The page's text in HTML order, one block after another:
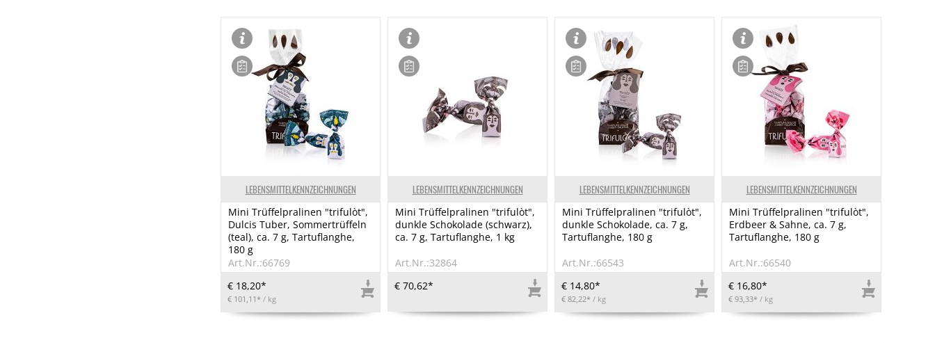
LEBENSMITTELKENNZEICHNUNGEN
Mini Trüffelpralinen "trifulòt",
Dulcis Tuber, Sommertrüffeln
(teal), ca. 7 g, Tartuflanghe,
180 g
Art.Nr.:66769
€ 18,20*
€ 101,11* / kg
LEBENSMITTELKENNZEICHNUNGEN
Mini Trüffelpralinen "trifulòt",
dunkle Schokolade (schwarz),
ca. 7 g, Tartuflanghe, 1 kg
Art.Nr.:32864
€ 70,62*
LEBENSMITTELKENNZEICHNUNGEN
Mini Trüffelpralinen "trifulòt",
dunkle Schokolade, ca. 7 g,
Tartuflanghe, 180 g
Art.Nr.:66543
€ 14,80*
€ 82,22* / kg
LEBENSMITTELKENNZEICHNUNGEN
Mini Trüffelpralinen "trifulòt",
Erdbeer & Sahne, ca. 7 g,
Tartuflanghe, 180 g
Art.Nr.:66540
€ 16,80*
€ 93,33* / kg